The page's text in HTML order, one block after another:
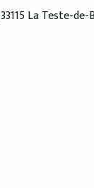
La Teste-de-